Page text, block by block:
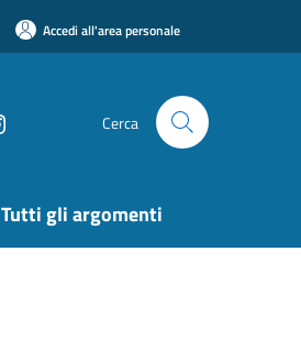
Accedi all'area personale
Cerca
Tutti gli argomenti